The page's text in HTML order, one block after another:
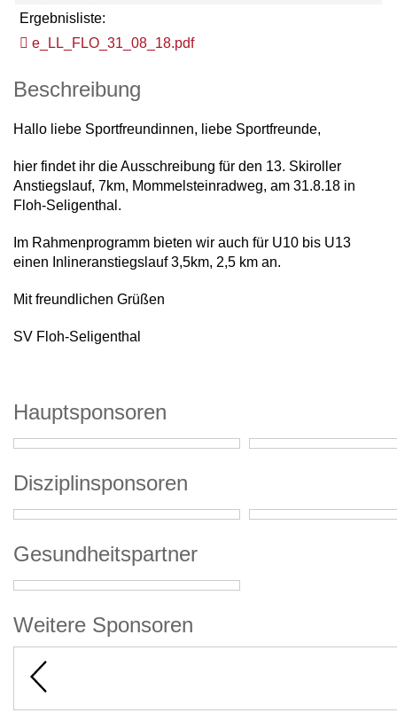
Ergebnisliste:
e_LL_FLO_31_08_18.pdf
Beschreibung
Hallo liebe Sportfreundinnen, liebe Sportfreunde,
hier findet ihr die Ausschreibung für den 13. Skiroller
Anstiegslauf, 7km, Mommelsteinradweg, am 31.8.18 in
Floh-Seligenthal.
Im Rahmenprogramm bieten wir auch für U10 bis U13
einen Inlineranstiegslauf 3,5km, 2,5 km an.
Mit freundlichen Grüßen
SV Floh-Seligenthal
Hauptsponsoren
Disziplinsponsoren
Gesundheitspartner
Weitere Sponsoren